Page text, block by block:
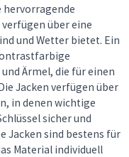
hervorragende
über eine
und Wetter bietet. Ein
Ärmel, die für einen
Jacken verfügen über
in denen wichtige
sicher und
Jacken sind bestens für
Material individuell